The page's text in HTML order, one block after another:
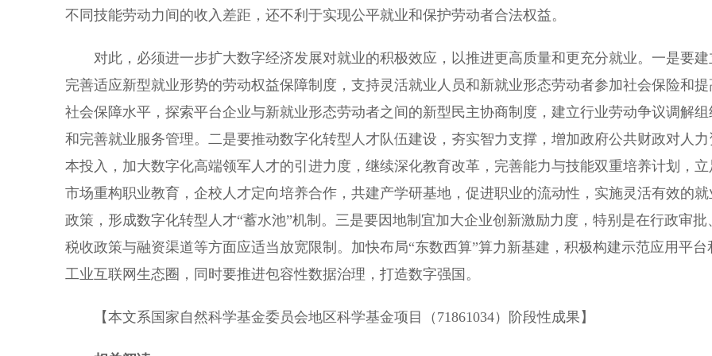
不同技能劳动力间的收入差距，还不利于实现公平就业和保护劳动者合法权益。
对此，必须进一步扩大数字经济发展对就业的积极效应，以推进更高质量和更充分就业。一是要建
完善适应新型就业形势的劳动权益保障制度，支持灵活就业人员和新就业形态劳动者参加社会保险和提
社会保障水平，探索平台企业与新就业形态劳动者之间的新型民主协商制度，建立行业劳动争议调解组
和完善就业服务管理。二是要推动数字化转型人才队伍建设，夯实智力支撑，增加政府公共财政对人力
本投入，加大数字化高端领军人才的引进力度，继续深化教育改革，完善能力与技能双重培养计划，立
市场重构职业教育，企校人才定向培养合作，共建产学研基地，促进职业的流动性，实施灵活有效的就
政策，形成数字化转型人才“蓄水池”机制。三是要因地制宜加大企业创新激励力度，特别是在行政审批
税收政策与融资渠道等方面应适当放宽限制。加快布局“东数西算”算力新基建，积极构建示范应用平台
工业互联网生态圈，同时要推进包容性数据治理，打造数字强国。
【本文系国家自然科学基金委员会地区科学基金项目（71861034）阶段性成果】